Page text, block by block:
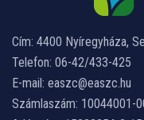
Cím: 4400 Nyíregyháza,
Telefon: 06-42/433-425
E-mail: easzc@easzc.hu
Számlaszám: 10044001-